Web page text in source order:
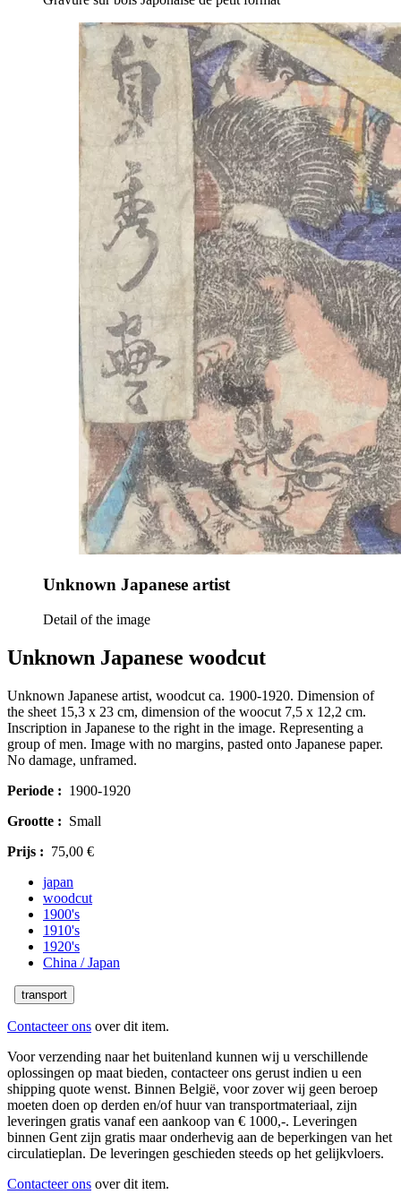
Unknown Japanese artist
Detail of the image
Unknown Japanese woodcut
Unknown Japanese artist, woodcut ca. 1900-1920. Dimension of
the sheet 15,3 x 23 cm, dimension of the woocut 7,5 x 12,2 cm.
Inscription in Japanese to the right in the image. Representing a
group of men. Image with no margins, pasted onto Japanese paper.
No damage, unframed.
Periode : 1900-1920
Grootte : Small
Prijs : 75,00 €
japan
woodcut
1900's
1910's
1920's
China / Japan
transport
Contacteer ons over dit item.
Voor verzending naar het buitenland kunnen wij u verschillende
oplossingen op maat bieden, contacteer ons gerust indien u een
shipping quote wenst. Binnen België, voor zover wij geen beroep
moeten doen op derden en/of huur van transportmateriaal, zijn
leveringen gratis vanaf een aankoop van € 1000,-. Leveringen
binnen Gent zijn gratis maar onderhevig aan de beperkingen van het
circulatieplan. De leveringen geschieden steeds op het gelijkvloers.
Contacteer ons over dit item.